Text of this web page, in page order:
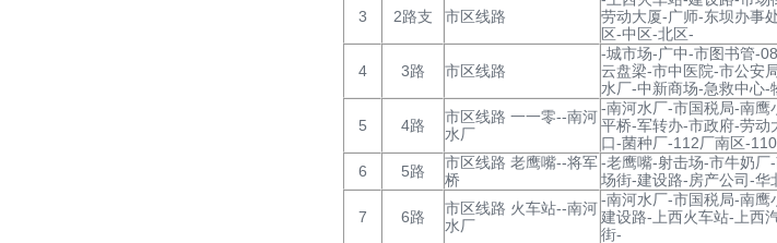
3 2路支 市区线路
劳动大厦-广师-东坝办事
区-中区-北区-
4 3路 市区线路
-城市场-广中-市图书管-
云盘梁-市中医院-市公安
水厂-中新商场-急救中心
5 4路
市区线路 一一零--南河
水厂
-南河水厂-市国税局-南鹰
平桥-军转办-市政府-劳动
口-菌种厂-112厂南区-
6
5路
市区线路 老鹰嘴--将军
桥
-老鹰嘴-射击场-市牛奶
场街-建设路-房产公司-华
7 6路
市区线路 火车站--南河
水厂
-南河水厂-市国税局-南鹰
建设路-上西火车站-上西
街-